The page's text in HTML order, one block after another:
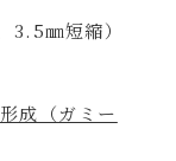
㎜短縮）
成（ガミー